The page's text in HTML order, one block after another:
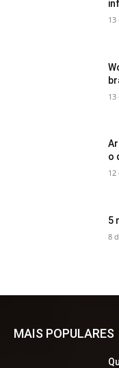
13
o
5
8
MAIS POPULARES